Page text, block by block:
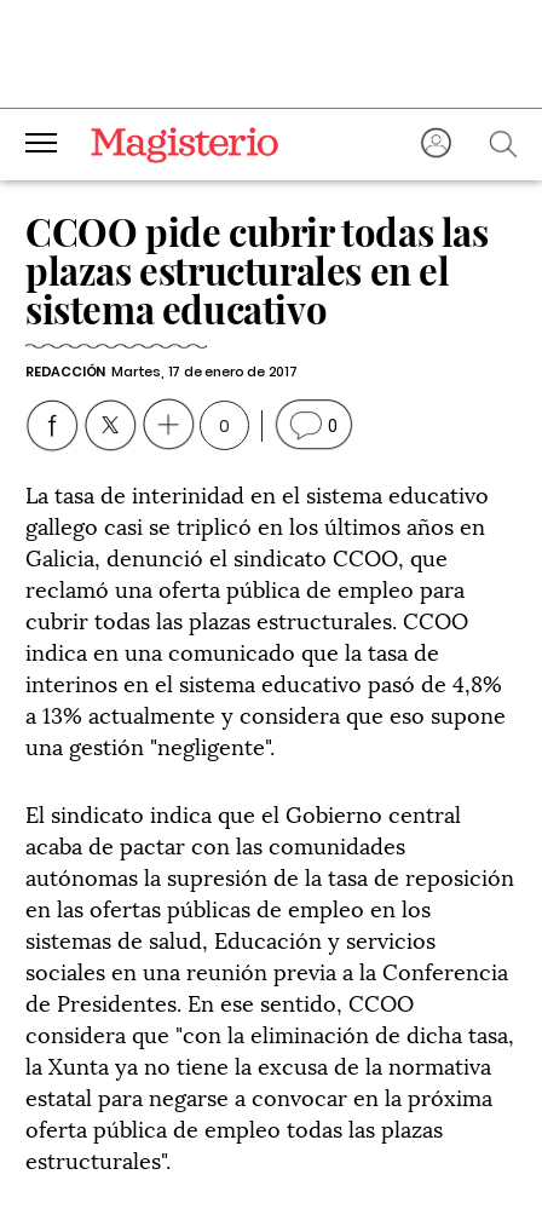
CCOO pide cubrir todas las
plazas estructurales en el
sistema educativo
REDACCIÓN Martes, 17 de enero de 2017
0 0
La tasa de interinidad en el sistema educativo
gallego casi se triplicó en los últimos años en
Galicia, denunció el sindicato CCOO, que
reclamó una oferta pública de empleo para
cubrir todas las plazas estructurales. CCOO
indica en una comunicado que la tasa de
interinos en el sistema educativo pasó de 4,8%
a 13% actualmente y considera que eso supone
una gestión "negligente".
El sindicato indica que el Gobierno central
acaba de pactar con las comunidades
autónomas la supresión de la tasa de reposición
en las ofertas públicas de empleo en los
sistemas de salud, Educación y servicios
sociales en una reunión previa a la Conferencia
de Presidentes. En ese sentido, CCOO
considera que "con la eliminación de dicha tasa,
la Xunta ya no tiene la excusa de la normativa
estatal para negarse a convocar en la próxima
oferta pública de empleo todas las plazas
estructurales".